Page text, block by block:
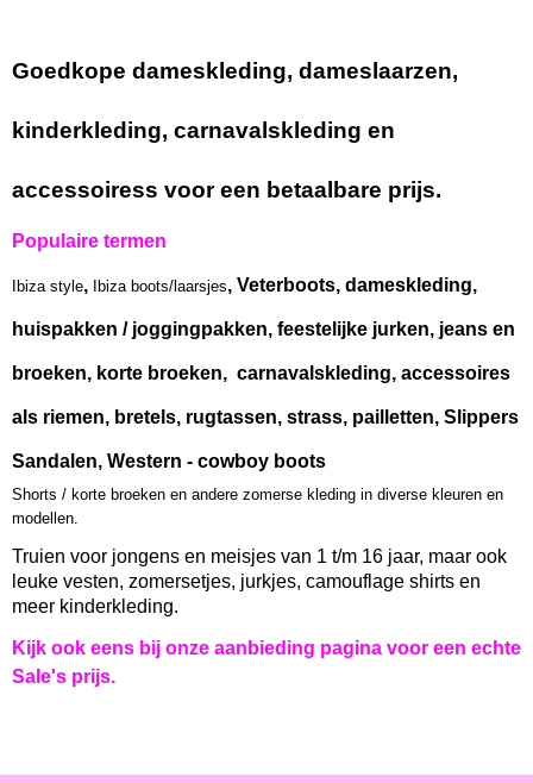
Goedkope dameskleding, dameslaarzen,
kinderkleding, carnavalskleding en
accessoiress voor een betaalbare prijs.
Populaire termen
Ibiza style, Ibiza boots/laarsjes, Veterboots, dameskleding,
huispakken / joggingpakken, feestelijke jurken, jeans en
broeken, korte broeken, carnavalskleding, accessoires
als riemen, bretels, rugtassen, strass, pailletten, Slippers
Sandalen, Western - cowboy boots
Shorts / korte broeken en andere zomerse kleding in diverse kleuren en
modellen.
Truien voor jongens en meisjes van 1 t/m 16 jaar, maar ook
leuke vesten, zomersetjes, jurkjes, camouflage shirts en
meer kinderkleding.
Kijk ook eens bij onze aanbieding pagina voor een echte
Sale's prijs.